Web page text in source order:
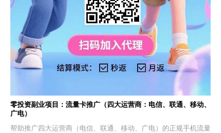
零投资副业项目：流量卡推广（四大运营商：电信、联通、移动、
广电）
帮助推广四大运营商（电信、联通、移动、广电）的正规手机流量